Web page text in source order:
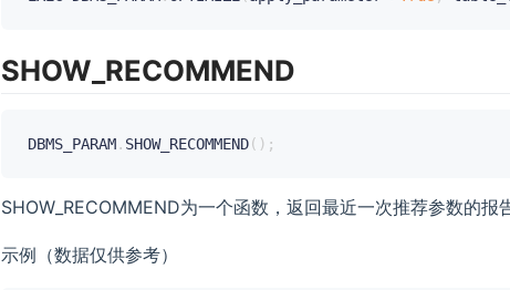
SHOW_RECOMMEND
DBMS_PARAM. SHOW_RECOMMEND( ) ;
SHOW_RECOMMEND为一个函数，返回最近一次推荐参数的报告
示例（数据仅供参考）